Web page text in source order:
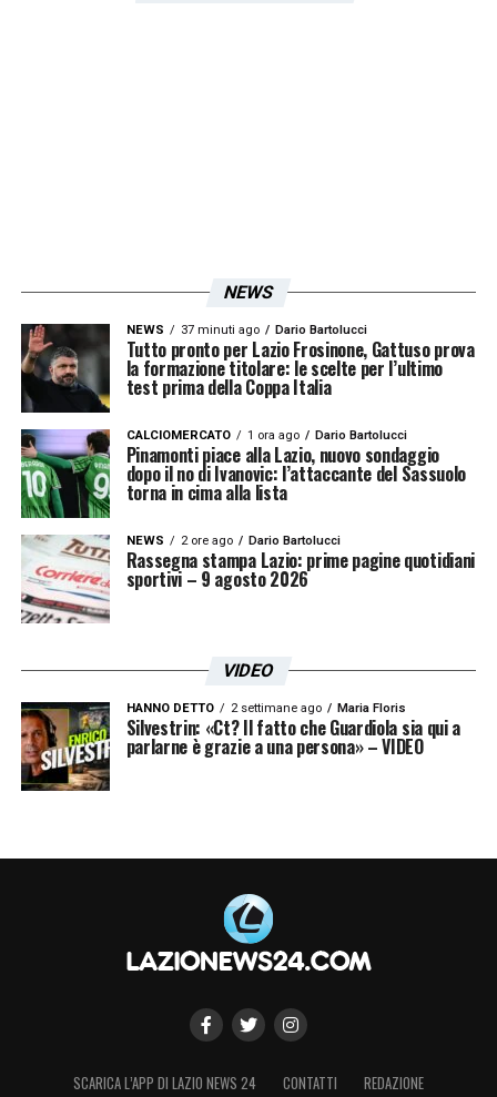
NEWS
NEWS 37 minuti ago Dario Bartolucci
Tutto pronto per Lazio Frosinone, Gattuso prova
la formazione titolare: le scelte per l’ultimo
test prima della Coppa Italia
CALCIOMERCATO 1 ora ago Dario Bartolucci
Pinamonti piace alla Lazio, nuovo sondaggio
dopo il no di Ivanovic: l’attaccante del Sassuolo
torna in cima alla lista
NEWS 2 ore ago Dario Bartolucci
Rassegna stampa Lazio: prime pagine quotidiani
sportivi – 9 agosto 2026
VIDEO
HANNO DETTO 2 settimane ago Maria Floris
Silvestrin: «Ct? Il fatto che Guardiola sia qui a
parlarne è grazie a una persona» – VIDEO
SCARICA L’APP DI LAZIO NEWS 24 CONTATTI REDAZIONE